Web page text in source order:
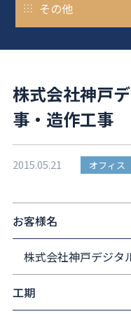
その他
株式会社神戸
事・造作工事
2015.05.21 オフィス
お客様名
株式会社神戸デジ
工期